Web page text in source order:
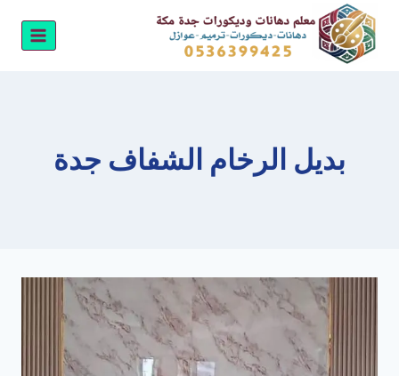
التجاوز
المحتوى
بديل الرخام الشفاف جدة